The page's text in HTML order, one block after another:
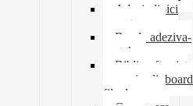
Adeziv lipici
corectoare
Banda adeziva-
scotch
Biblioraft caiet
mecanic clipboard
file dosare